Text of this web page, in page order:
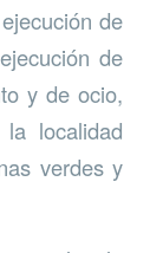
de
de
y de ocio,
localidad
verdes y